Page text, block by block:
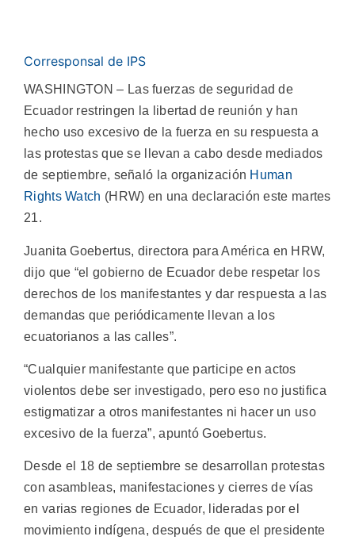
Corresponsal de IPS
WASHINGTON – Las fuerzas de seguridad de
Ecuador restringen la libertad de reunión y han
hecho uso excesivo de la fuerza en su respuesta a
las protestas que se llevan a cabo desde mediados
de septiembre, señaló la organización Human
Rights Watch (HRW) en una declaración este martes
21.
Juanita Goebertus, directora para América en HRW,
dijo que “el gobierno de Ecuador debe respetar los
derechos de los manifestantes y dar respuesta a las
demandas que periódicamente llevan a los
ecuatorianos a las calles”.
“Cualquier manifestante que participe en actos
violentos debe ser investigado, pero eso no justifica
estigmatizar a otros manifestantes ni hacer un uso
excesivo de la fuerza”, apuntó Goebertus.
Desde el 18 de septiembre se desarrollan protestas
con asambleas, manifestaciones y cierres de vías
en varias regiones de Ecuador, lideradas por el
movimiento indígena, después de que el presidente